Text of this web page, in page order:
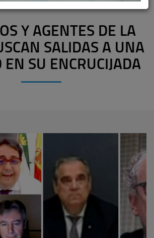
Y AGENTES DE LA
SALIDAS A UNA
EN SU ENCRUCIJADA